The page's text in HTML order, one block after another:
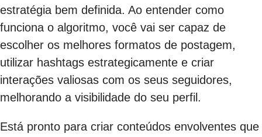
estratégia bem definida. Ao entender como
funciona o algoritmo, você vai ser capaz de
escolher os melhores formatos de postagem,
utilizar hashtags estrategicamente e criar
interações valiosas com os seus seguidores,
melhorando a visibilidade do seu perfil.
Está pronto para criar conteúdos envolventes que